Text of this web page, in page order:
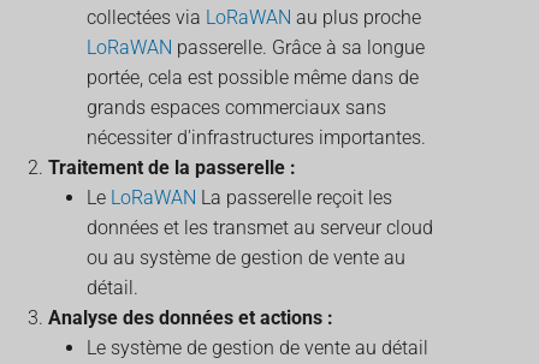
collectées via LoRaWAN au plus proche
LoRaWAN passerelle. Grâce à sa longue
portée, cela est possible même dans de
grands espaces commerciaux sans
nécessiter d'infrastructures importantes.
Traitement de la passerelle :
Le LoRaWAN La passerelle reçoit les
données et les transmet au serveur cloud
ou au système de gestion de vente au
détail.
Analyse des données et actions :
Le système de gestion de vente au détail